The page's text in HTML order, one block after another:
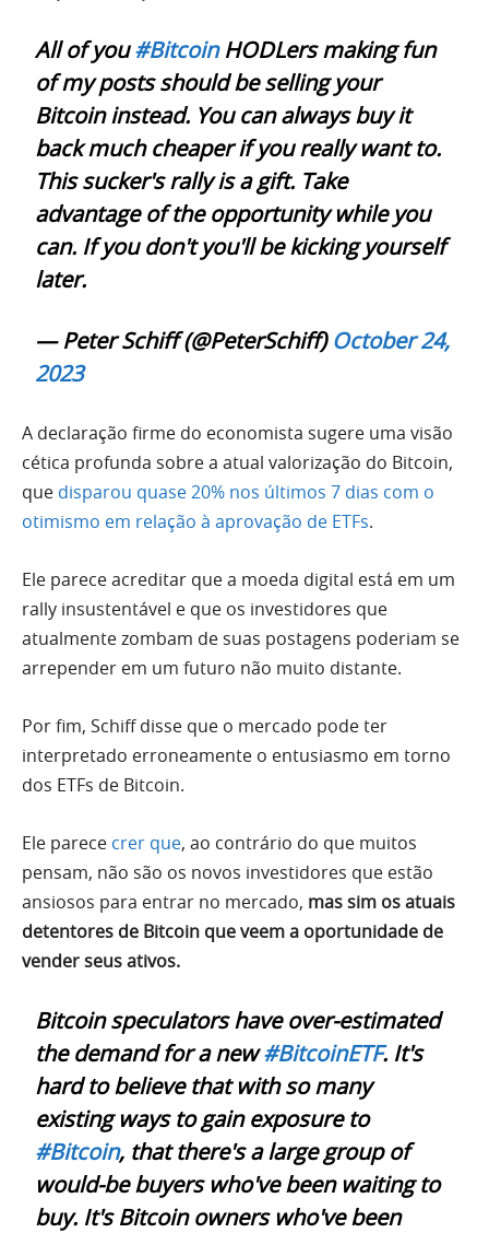
All of you#BitcoinHODLers making fun
of my posts should be selling your
Bitcoin instead. You can always buy it
back much cheaper if you really want to.
This sucker's rally is a gift. Take
advantage of the opportunity while you
can. If you don't you'll be kicking yourself
later.
— Peter Schiff (@PeterSchiff)October 24,
2023
A declaração firme do economista sugere uma visão
cética profunda sobre a atual valorização do Bitcoin,
que disparou quase 20% nos últimos 7 dias com o
otimismo em relação à aprovação de ETFs.
Ele parece acreditar que a moeda digital está em um
rally insustentável e que os investidores que
atualmente zombam de suas postagens poderiam se
arrepender em um futuro não muito distante.
Por fim, Schiff disse que o mercado pode ter
interpretado erroneamente o entusiasmo em torno
dos ETFs de Bitcoin.
Ele parece crer que, ao contrário do que muitos
pensam, não são os novos investidores que estão
ansiosos para entrar no mercado, mas sim os atuais
detentores de Bitcoin que veem a oportunidade de
vender seus ativos.
Bitcoin speculators have over-estimated
the demand for a new#BitcoinETF. It's
hard to believe that with so many
existing ways to gain exposure to
#Bitcoin, that there's a large group of
would-be buyers who've been waiting to
buy. It's Bitcoin owners who've been